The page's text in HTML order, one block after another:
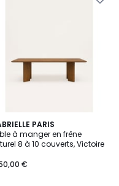
PARIS
à manger en frêne
8 à 10 couverts, Victoire
€